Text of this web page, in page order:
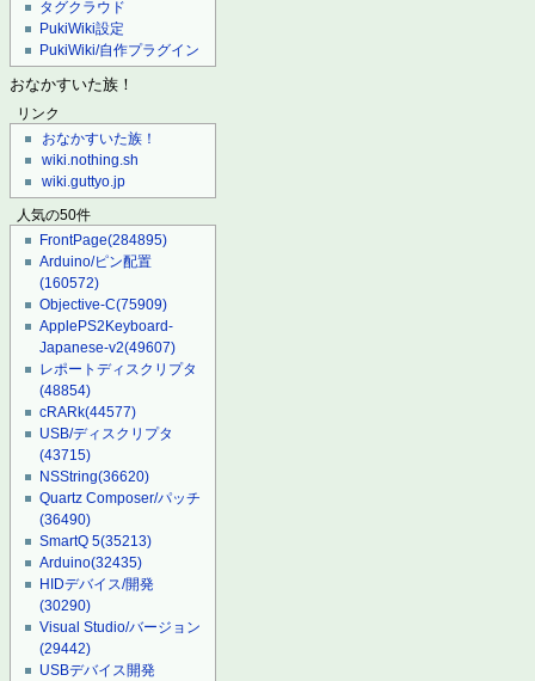
タグクラウド
PukiWiki設定
PukiWiki/自作プラグイン
おなかすいた族！
リンク
おなかすいた族！
wiki.nothing.sh
wiki.guttyo.jp
人気の50件
FrontPage(284895)
Arduino/ピン配置
(160572)
Objective-C(75909)
ApplePS2Keyboard-
Japanese-v2(49607)
レポートディスクリプタ
(48854)
cRARk(44577)
USB/ディスクリプタ
(43715)
NSString(36620)
Quartz Composer/パッチ
(36490)
SmartQ 5(35213)
Arduino(32435)
HIDデバイス/開発
(30290)
Visual Studio/バージョン
(29442)
USBデバイス開発